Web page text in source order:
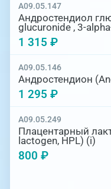
A09.05.147
Андростендиол
glucuronide , 3-
1 315 ₽
A09.05.146
Андростендион
1 295 ₽
A09.05.249
Плацентарный
lactogen, HPL) (i)
800 ₽